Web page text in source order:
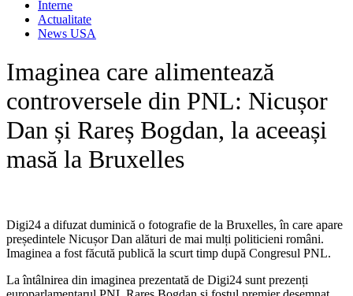
Interne
Actualitate
News USA
Imaginea care alimentează
controversele din PNL: Nicușor
Dan și Rareș Bogdan, la aceeași
masă la Bruxelles
Digi24 a difuzat duminică o fotografie de la Bruxelles, în care apare
președintele Nicușor Dan alături de mai mulți politicieni români.
Imaginea a fost făcută publică la scurt timp după Congresul PNL.
La întâlnirea din imaginea prezentată de Digi24 sunt prezenți